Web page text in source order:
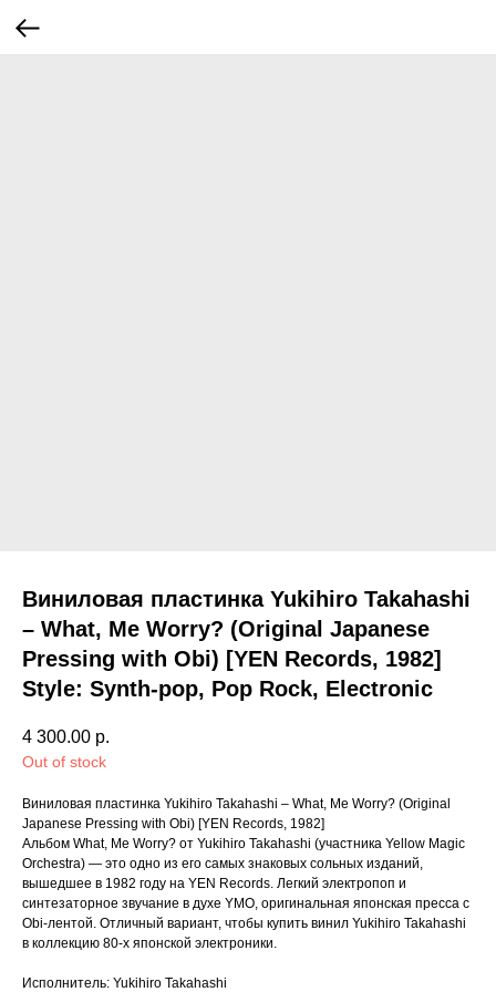
Виниловая пластинка Yukihiro Takahashi
– What, Me Worry? (Original Japanese
Pressing with Obi) [YEN Records, 1982]
Style: Synth-pop, Pop Rock, Electronic
4 300.00 р.
Out of stock
Виниловая пластинка Yukihiro Takahashi – What, Me Worry? (Original
Japanese Pressing with Obi) [YEN Records, 1982]
Альбом What, Me Worry? от Yukihiro Takahashi (участника Yellow Magic
Orchestra) — это одно из его самых знаковых сольных изданий,
вышедшее в 1982 году на YEN Records. Легкий электропоп и
синтезаторное звучание в духе YMO, оригинальная японская пресса с
Obi-лентой. Отличный вариант, чтобы купить винил Yukihiro Takahashi
в коллекцию 80-х японской электроники.
Исполнитель: Yukihiro Takahashi